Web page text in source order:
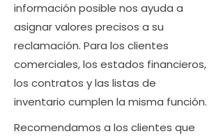
información posible nos ayuda a
asignar valores precisos a su
reclamación. Para los clientes
comerciales, los estados financieros,
los contratos y las listas de
inventario cumplen la misma función.
Recomendamos a los clientes que